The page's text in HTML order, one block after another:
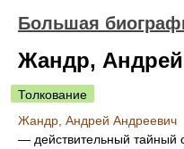
Большая
Жандр,
Толкование
Жандр, Андрей Андреевич
— действительный тайный